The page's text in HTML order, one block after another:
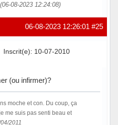
08-2023 12:24:08)
#25
06-08-2023 12:26:01
Inscrit(e): 10-07-2010
(ou infirmer)?
moche et con. Du coup, ça
me suis pas senti beau et
2011